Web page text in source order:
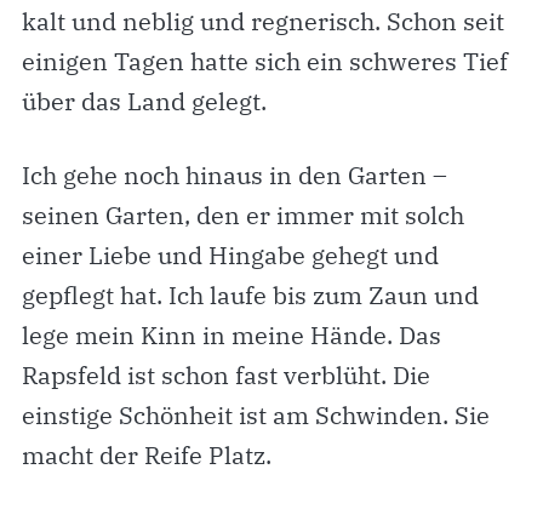
kalt und neblig und regnerisch. Schon seit
einigen Tagen hatte sich ein schweres Tief
über das Land gelegt.
Ich gehe noch hinaus in den Garten –
seinen Garten, den er immer mit solch
einer Liebe und Hingabe gehegt und
gepflegt hat. Ich laufe bis zum Zaun und
lege mein Kinn in meine Hände. Das
Rapsfeld ist schon fast verblüht. Die
einstige Schönheit ist am Schwinden. Sie
macht der Reife Platz.